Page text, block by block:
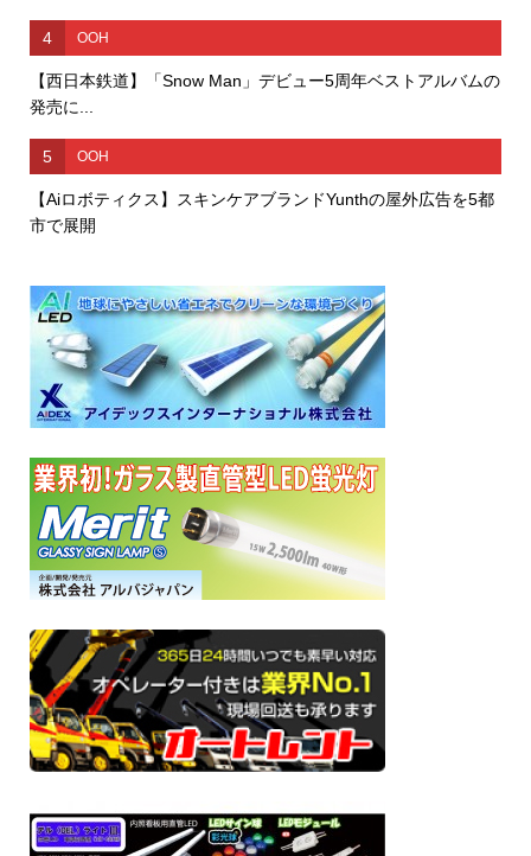
4 OOH
【西日本鉄道】「Snow Man」デビュー5周年ベストアルバムの
発売に...
5 OOH
【Aiロボティクス】スキンケアブランドYunthの屋外広告を5都
市で展開